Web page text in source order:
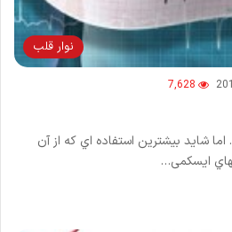
نوار قلب
7,628
اما شاید بیشترین استفاده اي که از آن
ایسکمی…